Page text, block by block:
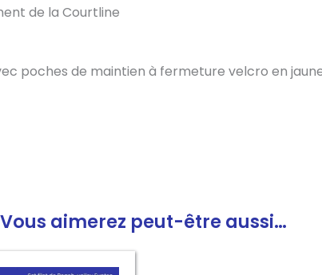
de la Courtline
poches de maintien à fermeture velcro en
Vous aimerez peut-être aussi…